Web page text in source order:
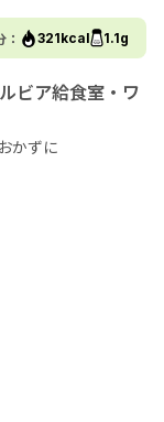
： 321kcal 1.1g
ビア給食室・ワ
かずに